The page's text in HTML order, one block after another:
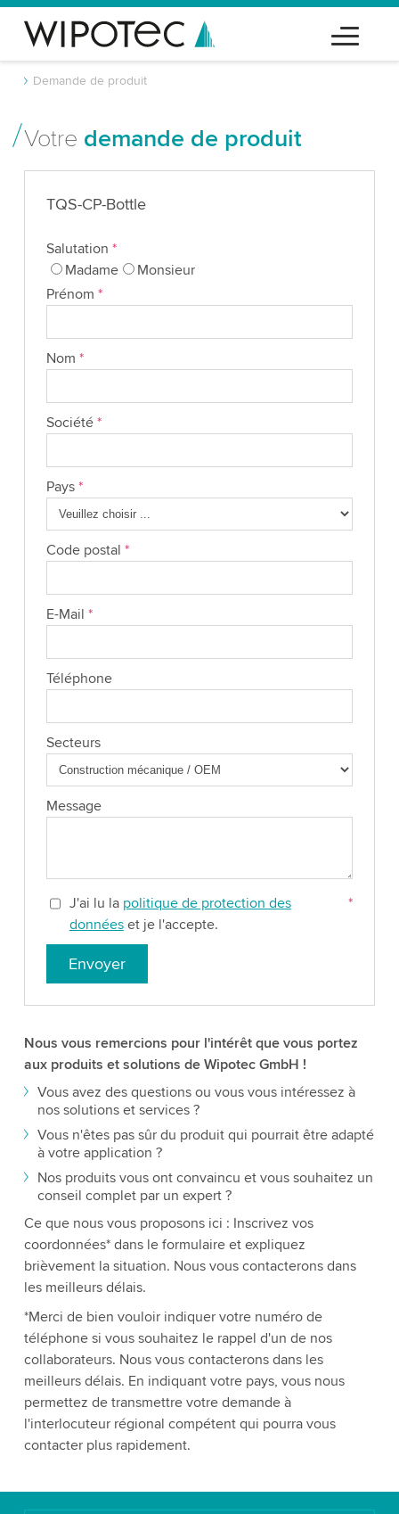
Demande de produit
Votre demande de produit
TQS-CP-Bottle
Salutation *
Madame
Monsieur
Prénom *
Nom *
Société *
Pays *
Code postal *
E-Mail *
Téléphone
Secteurs
Message
J'ai lu la politique de protection des
donnéeset je l'accepte.
*
Envoyer
Nous vous remercions pour l'intérêt que vous portez
aux produits et solutions de Wipotec GmbH !
Vous avez des questions ou vous vous intéressez à
nos solutions et services ?
Vous n'êtes pas sûr du produit qui pourrait être adapté
à votre application ?
Nos produits vous ont convaincu et vous souhaitez un
conseil complet par un expert ?
Ce que nous vous proposons ici : Inscrivez vos
coordonnées* dans le formulaire et expliquez
brièvement la situation. Nous vous contacterons dans
les meilleurs délais.
*Merci de bien vouloir indiquer votre numéro de
téléphone si vous souhaitez le rappel d'un de nos
collaborateurs. Nous vous contacterons dans les
meilleurs délais. En indiquant votre pays, vous nous
permettez de transmettre votre demande à
l'interlocuteur régional compétent qui pourra vous
contacter plus rapidement.